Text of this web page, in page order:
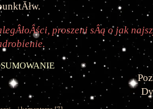
proszeni sÂą o jak